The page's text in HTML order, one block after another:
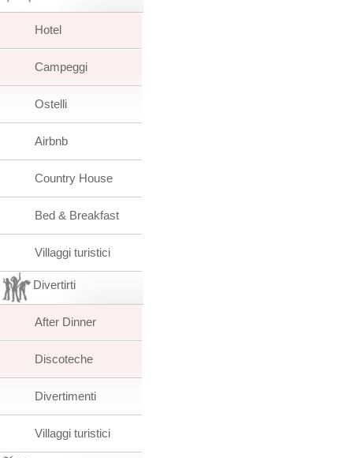
Hotel
Campeggi
Ostelli
Airbnb
Country House
Bed & Breakfast
Villaggi turistici
Divertirti
After Dinner
Discoteche
Divertimenti
Villaggi turistici